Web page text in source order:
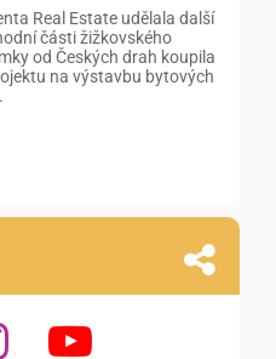
Real Estate udělala další
části žižkovského
od Českých drah koupila
na výstavbu bytových